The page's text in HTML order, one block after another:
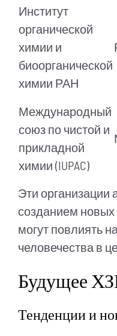
Институт
органической
химии и
биоорганической
химии РАН
Международный
союз по чистой и
прикладной
химии (IUPAC)
Эти организации
созданием новых
могут повлиять
человечества в
Будущее
Тенденции и